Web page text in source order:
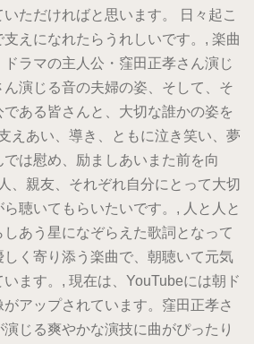
ただければと思います。 日々起こ
えになれたらうれしいです。, 楽曲
ラマの主人公・窪田正孝さん演じ
演じる音の夫婦の姿、そして、そ
ある皆さんと、大切な誰かの姿を
えあい、導き、ともに泣き笑い、夢
は慰め、励ましあいまた前を向
、親友、それぞれ自分にとって大切
聴いてもらいたいです。, 人と人と
あう星になぞらえた歌詞となって
く寄り添う楽曲で、朝聴いて元気
ます。, 現在は、YouTubeには朝ド
アップされています。窪田正孝さ
じる爽やかな演技に曲がぴったり